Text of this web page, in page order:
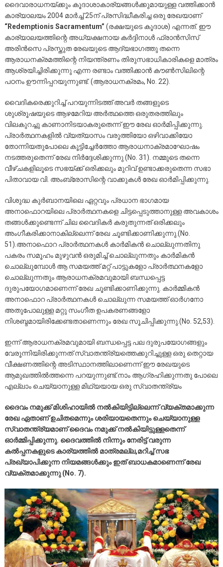
ദൈവാരാധനയ്ക്കും കൂദാശാകാര്യങ്ങൾക്കുമായുള്ള വത്തിക്കാൻ
കാര്യാലയം 2004 മാർച്ച് 25ന് പ്രസിദ്ധീകരിച്ച ഒരു രേഖയാണ്
“Redemptionis Sacramentum” (രക്ഷയുടെ കൂദാശ) എന്നത്. ഈ
കാര്യാലയത്തിന്റെ അധ്യക്ഷനായ കർദ്ദിനാൾ ഫ്രാൻസിസ്
അരിൻസെ പ്രസ്തുത രേഖയുടെ ആദ്യഭാഗത്തു തന്നെ
ആരാധനക്രമത്തിന്റെ നിയന്ത്രണം തിരുസഭാധികാരികളെ മാത്രം
ആശ്രയിച്ചിരിക്കുന്നു എന്ന രണ്ടാം വത്തിക്കാൻ കൗൺസിലിന്റെ
പഠനം ഊന്നിപ്പറയുന്നുണ്ട്. (ആരാധനക്രമം, No. 22).
വൈദികരെക്കുറിച്ച് പറയുന്നിടത്ത് അവർ തങ്ങളുടെ
ശുശ്രൂഷയുടെ ആഴമേറിയ അർത്ഥത്തെ ഒരുതരത്തിലും
വിലകുറച്ചു കാണാനിടയാകരുതെന്ന് ഈ രേഖ ഓർമിപ്പിക്കുന്നു.
പ്രാർത്ഥനകളിൽ വ്യത്യാസം വരുത്തിയോ ഒഴിവാക്കിയോ
തോന്നിയതുപോലെ കൂട്ടിച്ചേർത്തോ ആരാധനാക്രമാഘോഷം
നടത്തരുതെന്ന് രേഖ നിർദ്ദേശിക്കുന്നു (No. 31). നമ്മുടെ തന്നെ
വീഴ്ചകളിലൂടെ സഭയ്ക്ക് ഒരിക്കലും മുറിവ് ഉണ്ടാക്കരുതെന്ന സഭാ
പിതാവായ വി. അംബ്രോസിന്റെ വാക്കുകൾ രേഖ ഓർമിപ്പിക്കുന്നു.
വിശുദ്ധ കുർബാനയിലെ ഏറ്റവും പ്രധാന ഭാഗമായ
അനാഫൊറയിലെ പ്രാർത്ഥനകളെ ചിട്ടപ്പെടുത്താനുള്ള അവകാശം
തങ്ങൾക്കുണ്ടെന്ന് ചില വൈദികർ കരുതുന്നത് ഒരിക്കലും
അംഗീകരിക്കാനാകില്ലെന്ന് രേഖ ചൂണ്ടിക്കാണിക്കുന്നു.(No.
51).അനാഫൊറ പ്രാർത്ഥനകൾ കാർമികൻ ചൊല്ലുന്നതിനു
പകരം സമൂഹം മുഴുവൻ ഒരുമിച്ച് ചൊല്ലുന്നതും കാർമികൻ
ചൊല്ലുമ്പോൾ ആ സമയത്ത് മറ്റ് പാട്ടുകളോ പ്രാർത്ഥനകളോ
ചൊല്ലുന്നതും ആരാധനക്രമവുമായി ബന്ധപ്പെട്ട
ദുരുപയോഗമാണെന്ന് രേഖ ചൂണ്ടിക്കാണിക്കുന്നു. കാർമ്മികൻ
അനാഫൊറ പ്രാർത്ഥനകൾ ചൊല്ലുന്ന സമയത്ത് ഓർഗനോ
അതുപോലുള്ള മറ്റു സംഗീത ഉപകരണങ്ങളോ
നിശബ്ദമായിരിക്കേണ്ടതാണെന്നും രേഖ സൂചിപ്പിക്കുന്നു.(No. 52,53).
ഇന്ന് ആരാധനക്രമവുമായി ബന്ധപ്പെട്ട പല ദുരുപയോഗങ്ങളും
വേരൂന്നിയിരിക്കുന്നത് സ്വാതന്ത്ര്യത്തെക്കുറിച്ചുള്ള ഒരു തെറ്റായ
വീക്ഷണത്തിന്റെ അടിസ്ഥാനത്തിലാണെന്ന് ഈ രേഖയുടെ
ആമുഖത്തിൽത്തന്നെ പറയുന്നുണ്ട്.നാം ആഗ്രഹിക്കുന്നതു പോലെ
എല്ലാം ചെയ്യാനുള്ള മിഥ്യയായ ഒരു സ്വാതന്ത്ര്യം
ദൈവം നമുക്ക് മിശിഹായിൽ നൽകിയിട്ടില്ലെന്ന് വ്യക്തമാക്കുന്ന
രേഖ ഏതാണ് ഉചിതമെന്നും ശരിയായതെന്നും ചെയ്യാനുള്ള
സ്വാതന്ത്ര്യമാണ് ദൈവം നമുക്ക് നൽകിയിട്ടുള്ളതെന്ന്
ഓർമ്മിപ്പിക്കുന്നു. ദൈവത്തിൽ നിന്നും നേരിട്ട് വരുന്ന
കൽപ്പനകളുടെ കാര്യത്തിൽ മാത്രമല്ല,മറിച്ച് സഭ
പ്രഖ്യാപിക്കുന്ന നിയമങ്ങൾക്കും ഇത് ബാധകമാണെന്ന് രേഖ
വ്യക്തമാക്കുന്നു (No. 7).